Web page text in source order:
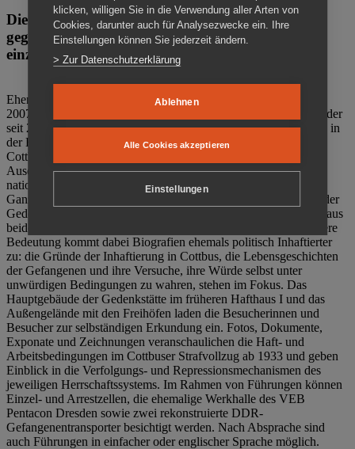
Die Gedenkstätte Zuchthaus Cottbus ist ein Ort
gegen das Vergessen. Anschaulich, nah und
einzigartig.
Ehemalige politische Häftlinge der DDR gründeten im Oktober
2007 den Verein Menschenrechtszentrum Cottbus e. V. (MRZ), der
seit 2011 Eigentümer des ehemaligen Gefängnisses (1860-2002) in
der Bautzener Straße und Träger der Gedenkstätte Zuchthaus
Cottbus ist. Im Zentrum der Arbeit der Gedenkstätte steht die
Auseinandersetzung mit politischem Unrecht während der
nationalsozialistischen Terrorherrschaft und der SED-Diktatur.
Ganzjährig zeigen mehrere Dauer- und Sonderausstellungen in der
Gedenkstätte Zuchthaus Cottbus Beispiele politischen Unrechts aus
beiden deutschen Diktaturen des 20. Jahrhunderts. Eine besondere
Bedeutung kommt dabei Biografien ehemals politisch Inhaftierter
zu: die Gründe der Inhaftierung in Cottbus, die Lebensgeschichten
der Gefangenen und ihre Versuche, ihre Würde selbst unter
unwürdigen Bedingungen zu wahren, stehen im Fokus. Das
Hauptgebäude der Gedenkstätte im früheren Hafthaus I und das
Außengelände mit den Freihöfen laden die Besucherinnen und
Besucher zur selbständigen Erkundung ein. Fotos, Dokumente,
Exponate und Zeichnungen veranschaulichen die Haft- und
Arbeitsbedingungen im Cottbuser Strafvollzug ab 1933 und geben
Einblick in die Verfolgungs- und Repressionsmechanismen des
jeweiligen Herrschaftssystems. Im Rahmen von Führungen können
Einzel- und Arrestzellen, die ehemalige Werkhalle des VEB
Pentacon Dresden sowie zwei rekonstruierte DDR-
Gefangenentransporter besichtigt werden. Nach Absprache sind
auch Führungen in einfacher oder englischer Sprache möglich.
klicken, willigen Sie in die Verwendung aller Arten von
Cookies, darunter auch für Analysezwecke ein. Ihre
Einstellungen können Sie jederzeit ändern.
> Zur Datenschutzerklärung
Ablehnen
Alle Cookies akzeptieren
Einstellungen